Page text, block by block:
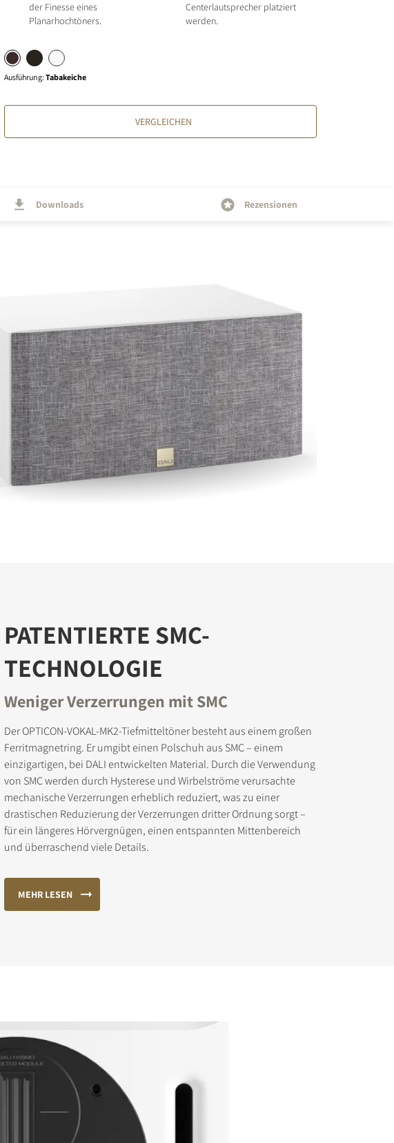
der Finesse eines
Planarhochtöners.
Centerlautsprecher platziert
werden.
Ausführung:Tabakeiche
VERGLEICHEN
Downloads Rezensionen
PATENTIERTE SMC-
TECHNOLOGIE
Weniger Verzerrungen mit SMC
Der OPTICON-VOKAL-MK2-Tiefmitteltöner besteht aus einem großen
Ferritmagnetring. Er umgibt einen Polschuh aus SMC – einem
einzigartigen, bei DALI entwickelten Material. Durch die Verwendung
von SMC werden durch Hysterese und Wirbelströme verursachte
mechanische Verzerrungen erheblich reduziert, was zu einer
drastischen Reduzierung der Verzerrungen dritter Ordnung sorgt –
für ein längeres Hörvergnügen, einen entspannten Mittenbereich
und überraschend viele Details.
MEHR LESEN
Download-Dateien